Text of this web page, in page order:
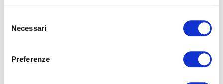
delNecessari
Preferenze
Atmos vuole essere una risposta in grado di soddisfare
a caratterizzarla, oltre alla leggerezza, è sicuramente